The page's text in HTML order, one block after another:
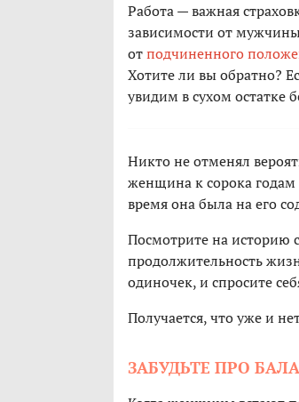
Работа — важная
зависимости от
отподчиненного
Хотите ли вы обратно?
увидим в сухом остатке
Никто не отменял
женщина к сорока годам
время она была на его
Посмотрите на историю
продолжительность
одиночек, и спросите
Получается, что уже и
ЗАБУДЬТЕ ПРО